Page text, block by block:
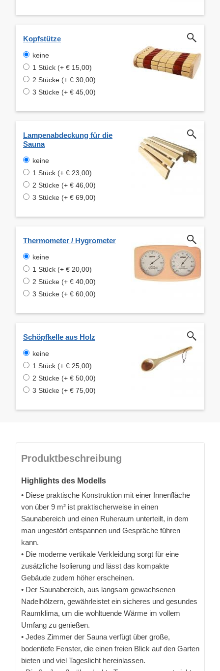
Kopfstütze
keine
1 Stück (+ € 15,00)
2 Stücke (+ € 30,00)
3 Stücke (+ € 45,00)
Lampenabdeckung für die
Sauna
keine
1 Stück (+ € 23,00)
2 Stücke (+ € 46,00)
3 Stücke (+ € 69,00)
Thermometer / Hygrometer
keine
1 Stück (+ € 20,00)
2 Stücke (+ € 40,00)
3 Stücke (+ € 60,00)
Schöpfkelle aus Holz
keine
1 Stück (+ € 25,00)
2 Stücke (+ € 50,00)
3 Stücke (+ € 75,00)
Produktbeschreibung
Highlights des Modells
• Diese praktische Konstruktion mit einer Innenfläche
von über 9 m² ist praktischerweise in einen
Saunabereich und einen Ruheraum unterteilt, in dem
man ungestört entspannen und Gespräche führen
kann.
• Die moderne vertikale Verkleidung sorgt für eine
zusätzliche Isolierung und lässt das kompakte
Gebäude zudem höher erscheinen.
• Der Saunabereich, aus langsam gewachsenen
Nadelhölzern, gewährleistet ein sicheres und gesundes
Raumklima, um die wohltuende Wärme im vollem
Umfang zu genießen.
• Jedes Zimmer der Sauna verfügt über große,
bodentiefe Fenster, die einen freien Blick auf den Garten
bieten und viel Tageslicht hereinlassen.